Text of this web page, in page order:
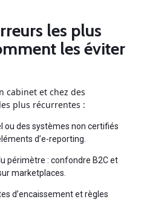
les plus
les éviter
cabinet et chez des
plus récurrentes :
ou des systèmes non certifiés
d’e-reporting.
périmètre : confondre B2C et
marketplaces.
d’encaissement et règles